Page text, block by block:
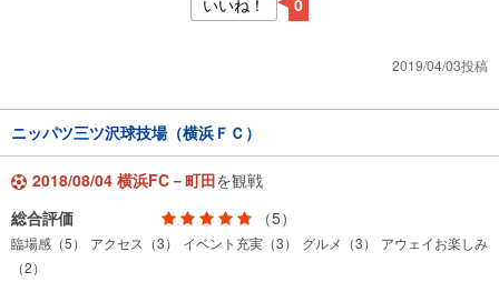
いいね！
0
2019/04/03投稿
ニッパツ三ツ沢球技場（横浜ＦＣ）
2018/08/04 横浜FC－町田を観戦
総合評価
（5）
臨場感（5） アクセス（3） イベント充実（3） グルメ（3）
アウェイお楽しみ
（2）